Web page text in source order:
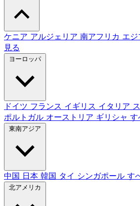
ケニア アルジェリア 南アフリカ エジ
見る
ヨーロッパ
ドイツ フランス イギリス イタリア
ポルトガル オーストリア ギリシャ す
東南アジア
中国 日本 韓国 タイ シンガポール す
北アメリカ